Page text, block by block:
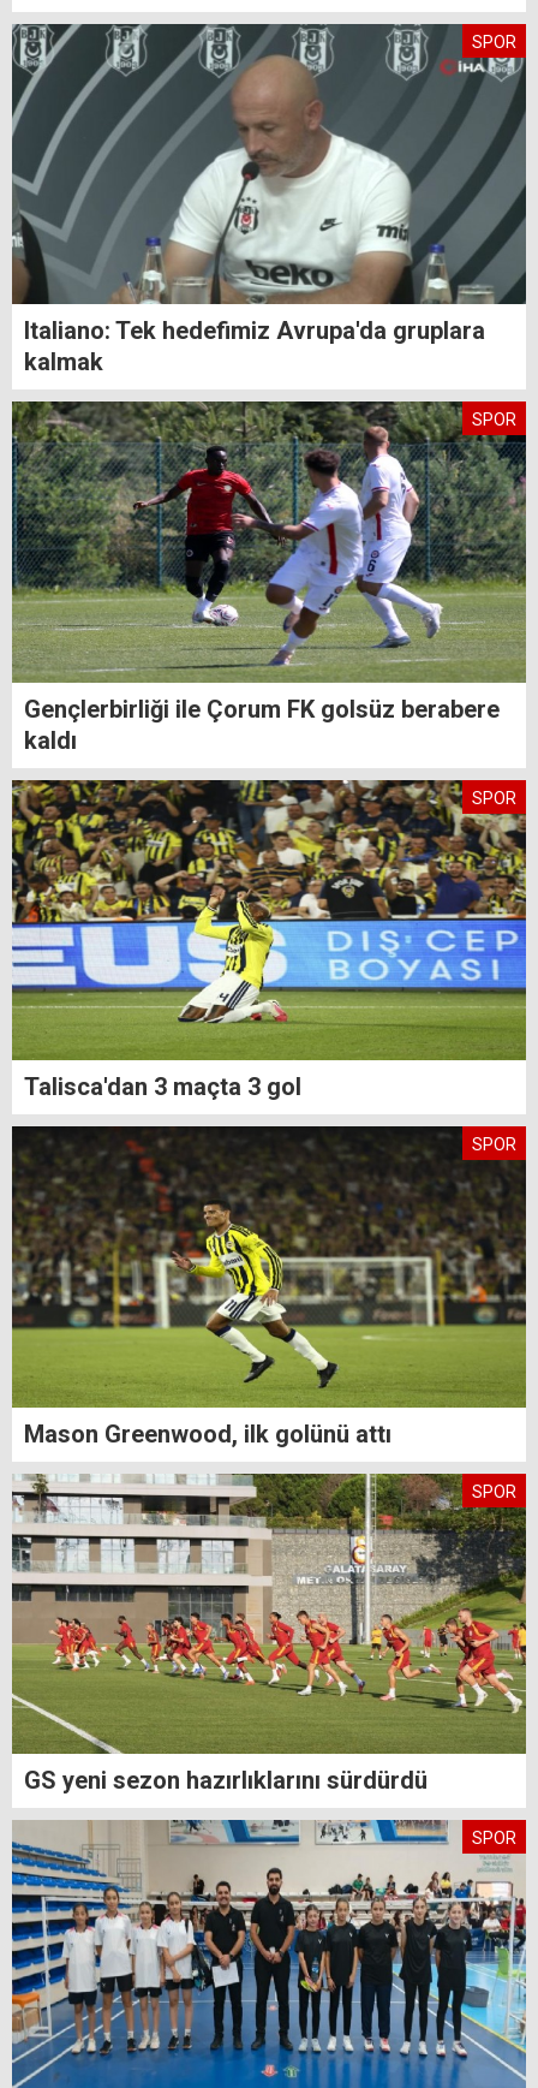
SPOR
Italiano: Tek hedefimiz Avrupa'da gruplara
kalmak
SPOR
Gençlerbirliği ile Çorum FK golsüz berabere
kaldı
SPOR
Talisca'dan 3 maçta 3 gol
SPOR
Mason Greenwood, ilk golünü attı
SPOR
GS yeni sezon hazırlıklarını sürdürdü
SPOR